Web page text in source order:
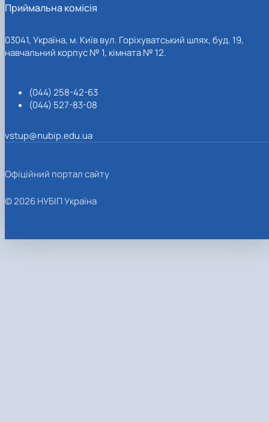
Приймальна комісія
03041, Україна, м. Київ вул. Горіхуватський шлях, буд. 19,
навчальний корпус № 1, кімната № 12.
(044) 258-42-63
(044) 527-83-08
vstup@nubip.edu.ua
Офіційний портал сайту
© 2026 НУБІП Україна